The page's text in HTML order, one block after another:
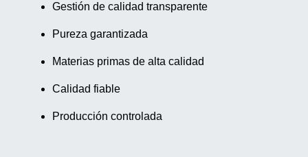
Gestión de calidad transparente
Pureza garantizada
Materias primas de alta calidad
Calidad fiable
Producción controlada